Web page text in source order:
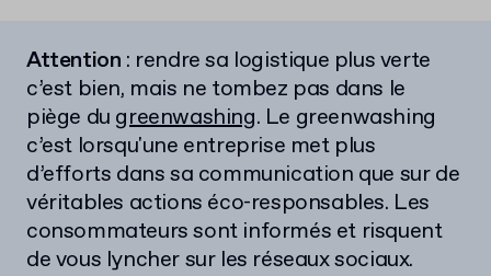
Attention : rendre sa logistique plus verte
c’est bien, mais ne tombez pas dans le
piège du greenwashing. Le greenwashing
c’est lorsqu'une entreprise met plus
d’efforts dans sa communication que sur de
véritables actions éco-responsables. Les
consommateurs sont informés et risquent
de vous lyncher sur les réseaux sociaux.